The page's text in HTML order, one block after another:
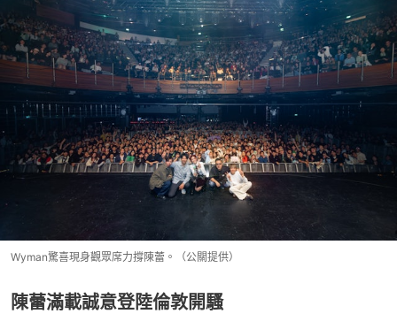
Wyman驚喜現身觀眾席力撐陳蕾。（公關提供）
陳蕾滿載誠意登陸倫敦開騷